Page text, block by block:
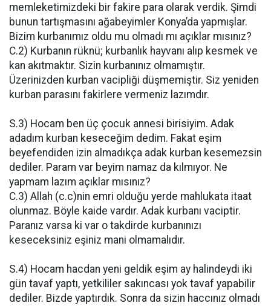
memleketimizdeki bir fakire para olarak verdik. Şimdi
bunun tartışmasını ağabeyimler Konya’da yapmışlar.
Bizim kurbanımız oldu mu olmadı mı açıklar mısınız?
C.2) Kurbanın rüknü; kurbanlık hayvanı alıp kesmek ve
kan akıtmaktır. Sizin kurbanınız olmamıştır.
Üzerinizden kurban vacipliği düşmemiştir. Siz yeniden
kurban parasını fakirlere vermeniz lazımdır.
S.3) Hocam ben üç çocuk annesi birisiyim. Adak
adadım kurban keseceğim dedim. Fakat eşim
beyefendiden izin almadıkça adak kurban kesemezsin
dediler. Param var beyim namaz da kılmıyor. Ne
yapmam lazım açıklar mısınız?
C.3) Allah (c.c)nin emri olduğu yerde mahlukata itaat
olunmaz. Böyle kaide vardır. Adak kurbanı vaciptir.
Paranız varsa ki var o takdirde kurbanınızı
keseceksiniz eşiniz mani olmamalıdır.
S.4) Hocam hacdan yeni geldik eşim ay halindeydi iki
gün tavaf yaptı, yetkililer sakıncası yok tavaf yapabilir
dediler. Bizde yaptırdık. Sonra da sizin haccınız olmadı